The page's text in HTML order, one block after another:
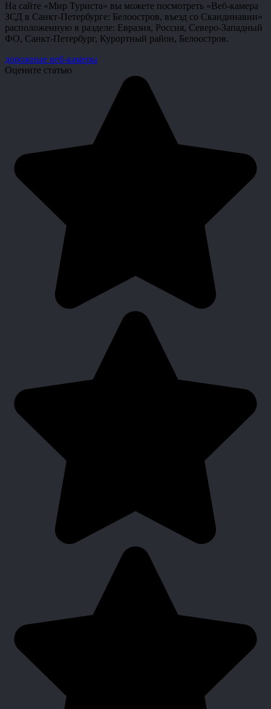
На сайте «Мир Туриста» вы можете посмотреть «Веб-камера
ЗСД в Санкт-Петербурге: Белоостров, въезд со Скандинавии»
расположенную в разделе: Евразия, Россия, Северо-Западный
ФО, Санкт-Петербург, Курортный район, Белоостров.
дорожные веб-камеры
Оцените статью